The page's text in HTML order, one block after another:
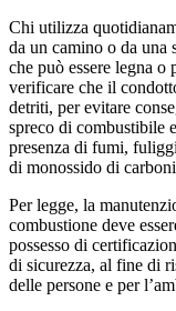
Chi utilizza
da un camino o da una
che può essere legna o
verificare che il
detriti, per evitare
spreco di combustibile
presenza di fumi,
di monossido di
Per legge, la
combustione deve
possesso di
di sicurezza, al fine di
delle persone e per